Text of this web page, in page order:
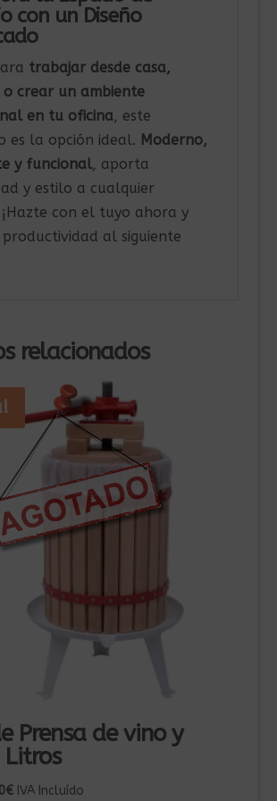
con un Diseño
trabajar desde casa,
o crear un ambiente
en tu oficina, este
es la opción ideal. Moderno,
y funcional, aporta
y estilo a cualquier
¡Hazte con el tuyo ahora y
al siguiente
relacionados
Prensa de vino y
€ElIVA Incluído